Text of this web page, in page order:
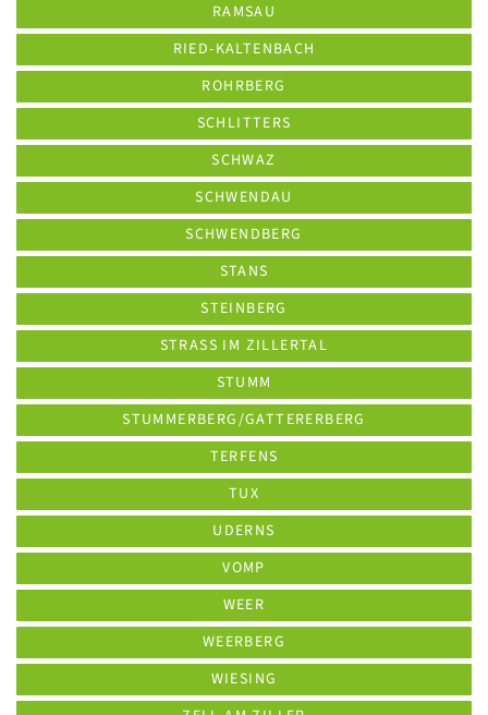
RAMSAU
RIED-KALTENBACH
ROHRBERG
SCHLITTERS
SCHWAZ
SCHWENDAU
SCHWENDBERG
STANS
STEINBERG
STRASS IM ZILLERTAL
STUMM
STUMMERBERG/GATTERERBERG
TERFENS
TUX
UDERNS
VOMP
WEER
WEERBERG
WIESING